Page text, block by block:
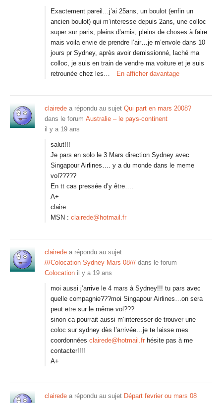
Exactement pareil…j’ai 25ans, un boulot (enfin un
ancien boulot) qui m’interesse depuis 2ans, une colloc
super sur paris, pleins d’amis, pleins de choses à faire
mais voila envie de prendre l’air…je m’envole dans 10
jours pr Sydney, après avoir demissionné, laché ma
colloc, je suis en train de vendre ma voiture et je suis
retrounée chez les…
En afficher davantage
clairede a répondu au sujet Qui part en mars 2008?
dans le forum Australie – le pays-continent
il y a 19 ans
salut!!!
Je pars en solo le 3 Mars direction Sydney avec
Singapour Airlines…. y a du monde dans le meme
vol?????
En tt cas pressée d’y être….
A+
claire
MSN : clairede@hotmail.fr
clairede a répondu au sujet
///Colocation Sydney Mars 08/// dans le forum
Colocation il y a 19 ans
moi aussi j’arrive le 4 mars à Sydney!!! tu pars avec
quelle compagnie???moi Singapour Airlines…on sera
peut etre sur le même vol???
sinon ca pourrait aussi m’interesser de trouver une
coloc sur sydney dès l’arrivée…je te laisse mes
coordonnées clairede@hotmail.fr hésite pas à me
contacter!!!!
A+
clairede a répondu au sujet Départ fevrier ou mars 08